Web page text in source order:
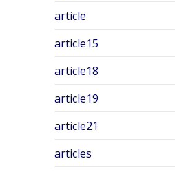
article
article15
article18
article19
article21
articles